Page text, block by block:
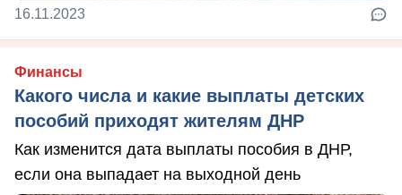
16.11.2023
Финансы
Какого числа и какие выплаты детских
пособий приходят жителям ДНР
Как изменится дата выплаты пособия в ДНР,
если она выпадает на выходной день